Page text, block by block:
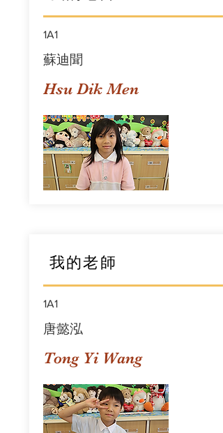
1A1
蘇迪聞
Hsu Dik Men
我的老師
1A1
唐懿泓
Tong Yi Wang